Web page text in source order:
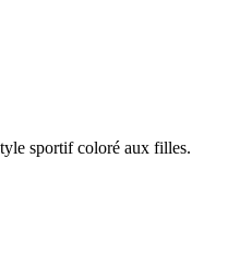
sportif coloré aux filles.